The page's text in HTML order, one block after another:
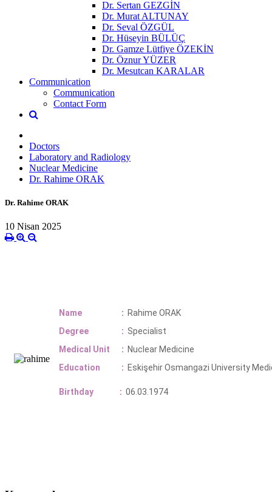
Dr. Sertan GEZGİN
Dr. Murat ALTUNAY
Dr. Seval ÖZGÜL
Dr. Hüseyin BÜLÜÇ
Dr. Gamze Lütfiye ÖZEKİN
Dr. Öznur YÜZER
Dr. Mesutcan KARALAR
Communication
Communication
Contact Form
Doctors
Laboratory and Radiology
Nuclear Medicine
Dr. Rahime ORAK
Dr. Rahime ORAK
10 Nisan 2025
Name : Rahime ORAK
Degree
: Specialist
Medical Unit
: Nuclear Medicine
Education
: Eskişehir Osmangazi University
Birthday : 06.03.1974